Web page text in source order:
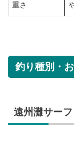
重さ
釣り種別・
遠州灘サーフ